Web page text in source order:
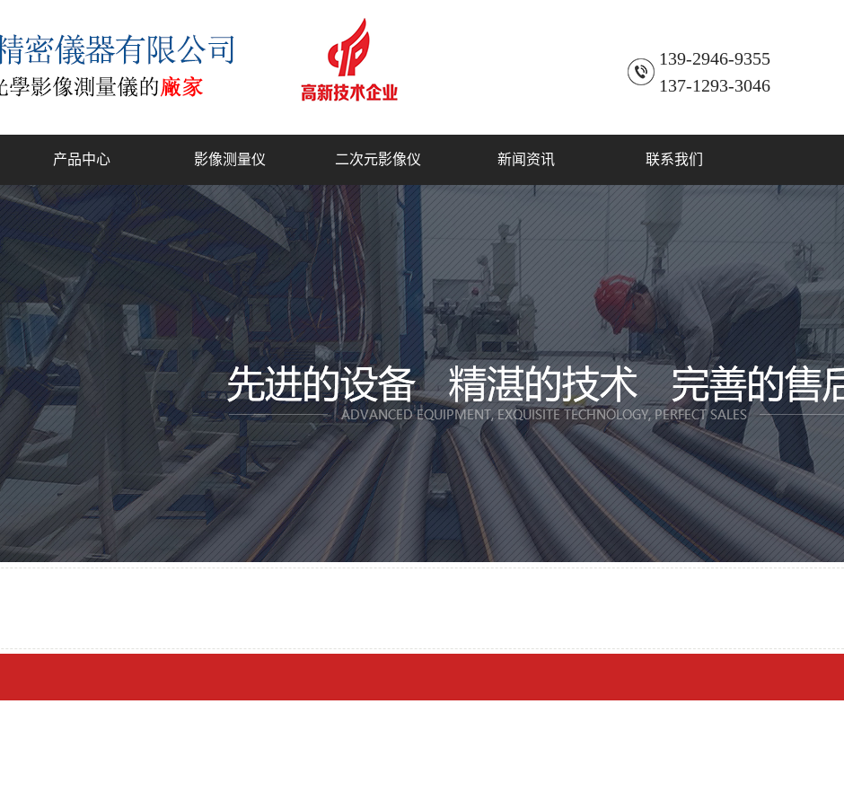
139-2946-9355
137-1293-3046
产品中心
复合式2.5D测量仪
工具显微镜
龙门结构影像测量仪
全自动影像测量仪
手动型二次元影像测量仪
一键式快速测量仪
影像测量仪 二次元影像仪 新闻资讯
公司新闻
行业动态
常见问题
联系我们
联系方式